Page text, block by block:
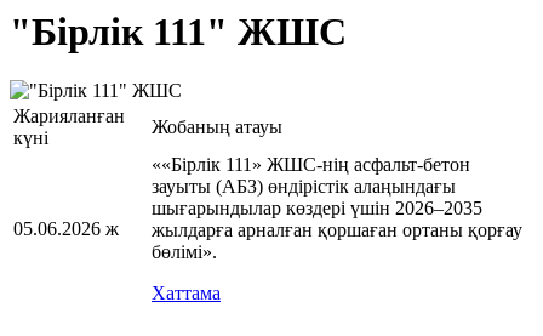
"Бірлік 111" ЖШС
Жарияланған
күні
Жобаның атауы
05.06.2026 ж
««Бірлік 111» ЖШС-нің асфальт-бетон
зауыты (АБЗ) өндірістік алаңындағы
шығарындылар көздері үшін 2026–2035
жылдарға арналған қоршаған ортаны қорғау
бөлімі».
Хаттама